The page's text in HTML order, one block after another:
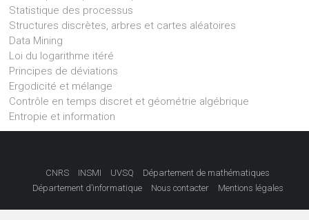
Statistique des processus
Structures discrètes, arbres et cartes aléatoires
Data Mining
Loi du logarithme itéré
Principes de déviations
Ergodicité et mélange
Contrôle en temps discret et géométrie algébrique
Entropie et information
CNRS INSMI UVSQ
Département de mathématiques
Département d’informatique
Nous contacter Mentions légales